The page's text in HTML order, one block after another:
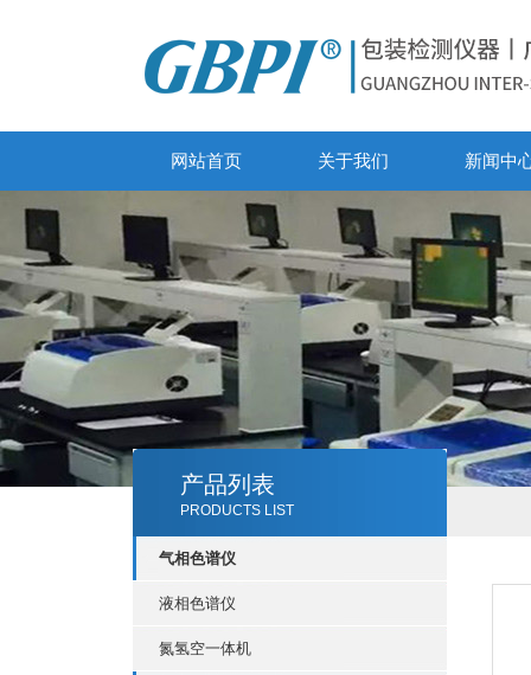
网站首页 关于我们 新闻中
产品列表
PRODUCTS LIST
气相色谱仪
液相色谱仪
氮氢空一体机